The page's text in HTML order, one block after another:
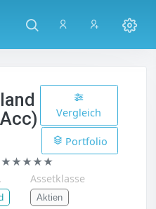
Vergleich
Portfolio
★★★★★
Assetklasse
Aktien